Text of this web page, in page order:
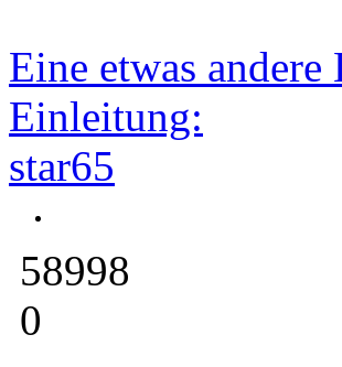
Eine etwas andere
Einleitung:
star65
58998
0